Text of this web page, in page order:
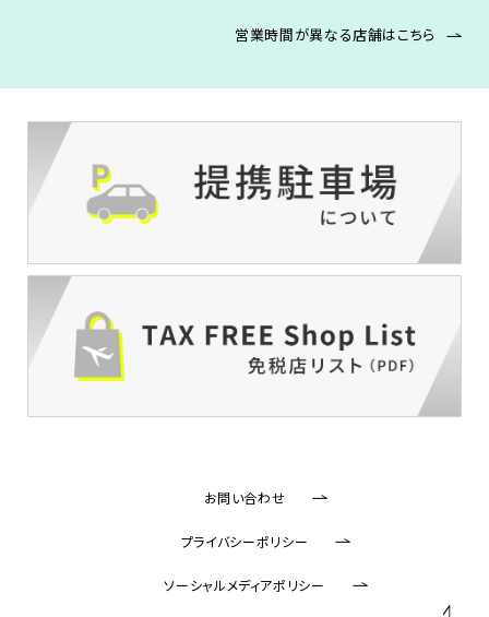
営業時間が異なる店舗はこちら
お問い合わせ
プライバシーポリシー
ソーシャルメディアポリシー